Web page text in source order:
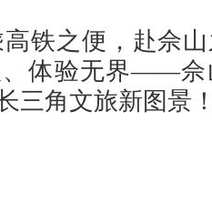
铁之便，赴佘
、体验无界——佘
三角文旅新图景